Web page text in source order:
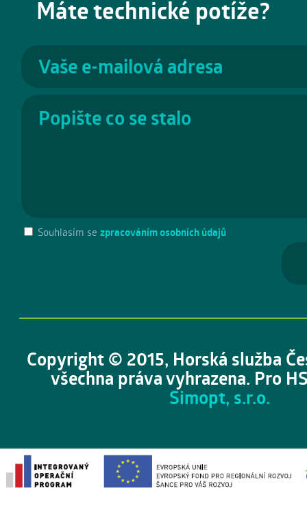
Máte technické potíže?
Souhlasím se zpracováním osobních údajů
Copyright © 2015, Horská služba
všechna práva vyhrazena. Pro
Simopt, s.r.o.